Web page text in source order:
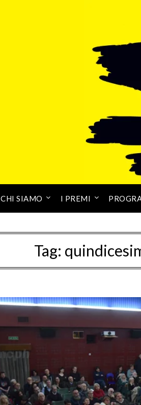
CHI SIAMO I PREMI
Tag: